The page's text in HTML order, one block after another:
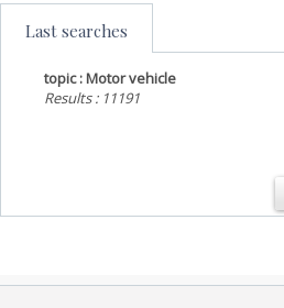
Last searches
topic : Motor vehicle
Results : 11191